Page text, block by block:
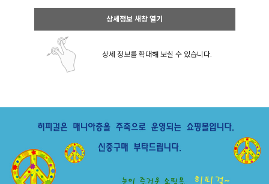
상세정보 새창 열기
상세 정보를 확대해 보실 수 있습니다.